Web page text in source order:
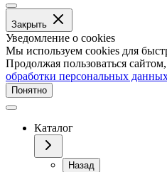
Закрыть
Уведомление о cookies
Мы используем cookies для
Продолжая пользоваться
обработки персональных
Понятно
Каталог
Назад